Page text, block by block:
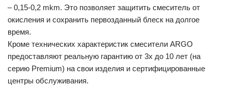
– 0,15-0,2 mkm. Это позволяет защитить смеситель от
окисления и сохранить первозданный блеск на долгое
время.
Кроме технических характеристик смесители ARGO
предоставляют реальную гарантию от 3х до 10 лет (на
серию Premium) на свои изделия и сертифицированные
центры обслуживания.